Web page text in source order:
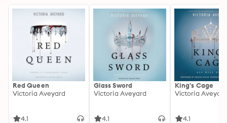
Red Queen
Victoria Aveyard
4.1
Glass Sword
Victoria Aveyard
4.1
King's Cage
Victoria
4.1